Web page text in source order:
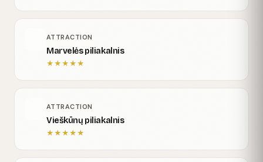
ATTRACTION
Marvelės piliakalnis
★★★★★
ATTRACTION
Vieškūnų piliakalnis
★★★★★